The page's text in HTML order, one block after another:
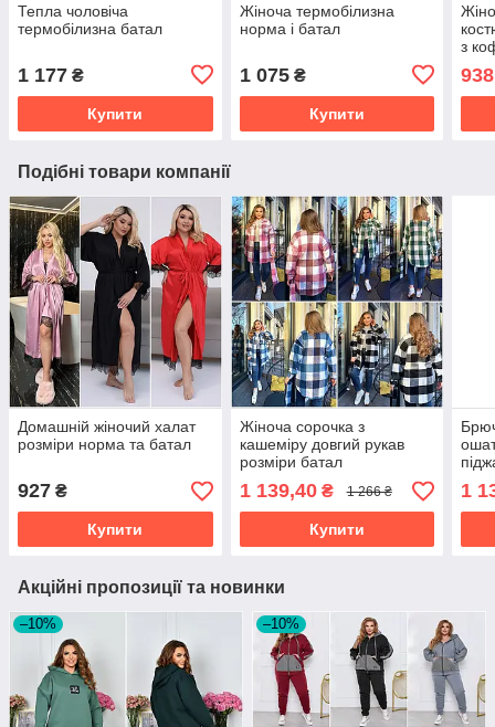
Тепла чоловіча
термобілизна батал
1 177 ₴
Купити
Жіноча термобілизна
норма і батал
1 075₴
Купити
з
Подібні товари компанії
Домашній жіночий халат
розміри норма та батал
927 ₴
Купити
Жіноча сорочка з
кашеміру довгий рукав
розміри батал
1 139,40₴ 1 266 ₴
Купити
1
Акційні пропозиції та новинки
–10% –10%